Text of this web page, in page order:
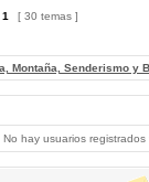
1 [ 30 temas ]
Montaña, Senderismo y
hay usuarios